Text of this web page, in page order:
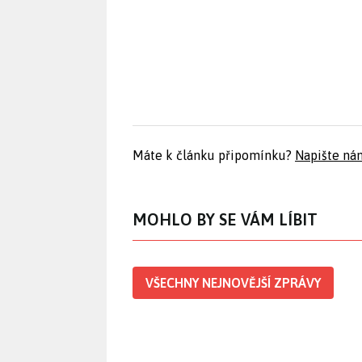
Máte k článku připomínku? Napište
MOHLO BY SE VÁM LÍBIT
VŠECHNY NEJNOVĚJŠÍ ZPRÁVY